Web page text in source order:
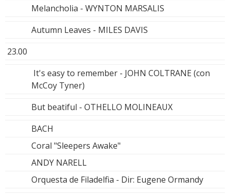
Melancholia - WYNTON MARSALIS
Autumn Leaves - MILES DAVIS
23.00
It's easy to remember - JOHN COLTRANE (con
McCoy Tyner)
But beatiful - OTHELLO MOLINEAUX
BACH
Coral "Sleepers Awake"
ANDY NARELL
Orquesta de Filadelfia - Dir: Eugene Ormandy